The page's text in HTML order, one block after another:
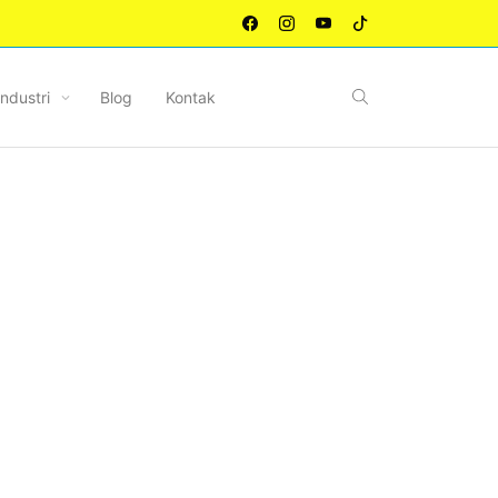
Blog Kontak